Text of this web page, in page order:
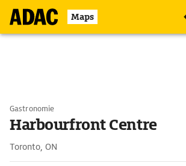
Maps
Gastronomie
Harbourfront Centre
Toronto, ON